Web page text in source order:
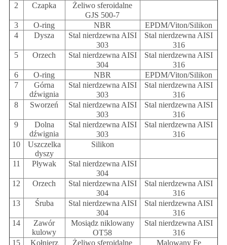
2
Czapka
Żeliwo sferoidalne
GJS 500-7
3
O-ring NBR
EPDM/Viton/Silikon
4
Dysza
Stal nierdzewna AISI
303
Stal nierdzewna AISI
316
5
Orzech
Stal nierdzewna AISI
304
Stal nierdzewna AISI
316
6
O-ring NBR
EPDM/Viton/Silikon
7
Górna
dźwignia
Stal nierdzewna AISI
303
Stal nierdzewna AISI
316
8
Sworzeń
Stal nierdzewna AISI
303
Stal nierdzewna AISI
316
9
Dolna
dźwignia
Stal nierdzewna AISI
303
Stal nierdzewna AISI
316
10
Uszczelka
dyszy
Silikon
11 Pływak
Stal nierdzewna AISI
304
12
Orzech
Stal nierdzewna AISI
304
Stal nierdzewna AISI
316
13
Śruba
Stal nierdzewna AISI
304
Stal nierdzewna AISI
316
14
Zawór
kulowy
Mosiądz niklowany
OT58
Stal nierdzewna AISI
316
15
Kołnierz Żeliwo sferoidalne Malowany Fe